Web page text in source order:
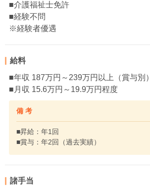
■介護福祉士免許
■経験不問
※経験者優遇
給料
■年収 187万円～239万円以上（賞与別）
■月収 15.6万円～19.9万円程度
備 考
■昇給：年1回
■賞与：年2回（過去実績）
諸手当